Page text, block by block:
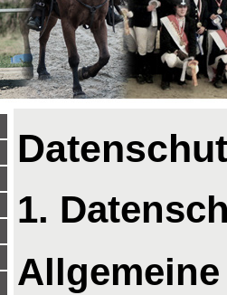
1.